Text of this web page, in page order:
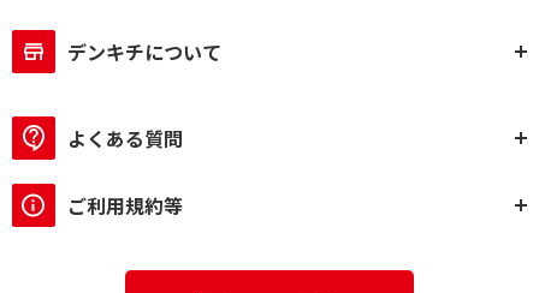
デンキチについて
よくある質問
ご利用規約等